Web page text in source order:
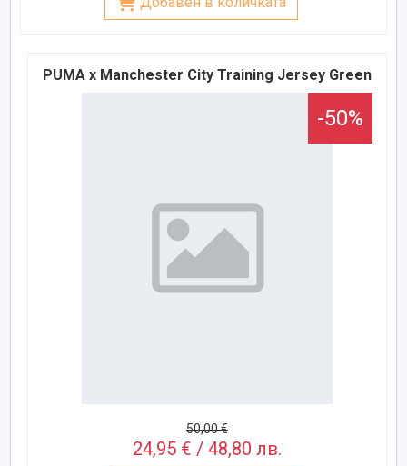
PUMA x Manchester City Training Jersey Green
-50%
50,00 €
24,95 € / 48,80 лв.